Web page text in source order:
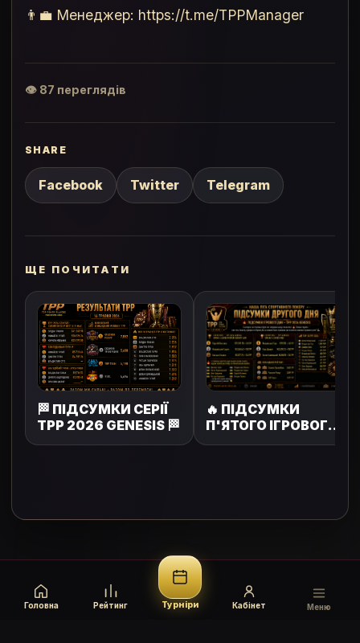
👨‍💼 Менеджер: https://t.me/TPPManager
👁 87 переглядів
SHARE
Facebook Twitter Telegram
ЩЕ ПОЧИТАТИ
🏁 ПІДСУМКИ СЕРІЇ
TPP 2026 GENESIS 🏁
🔥 ПІДСУМКИ
П'ЯТОГО ІГРОВОГО
ДНЯ • TPP 2026
Головна Рейтинг Турніри Кабінет Меню